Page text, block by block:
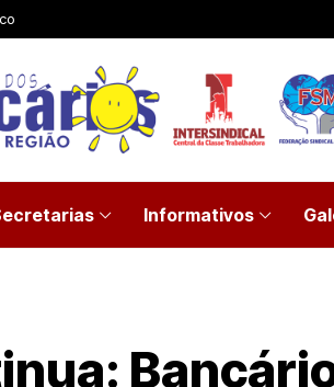
Informativos